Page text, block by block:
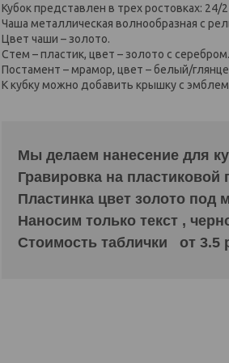
Кубок представлен в трех ростовках: 24/
Чаша металлическая волнообразная с
Цвет чаши – золото.
Стем – пластик, цвет – золото с серебром.
Постамент – мрамор, цвет – белый/
К кубку можно добавить крышку с
Мы делаем нанесение для
Гравировка на пластиковой
Пластинка цвет золото под
Наносим только текст ,
Стоимость таблички от 3.5